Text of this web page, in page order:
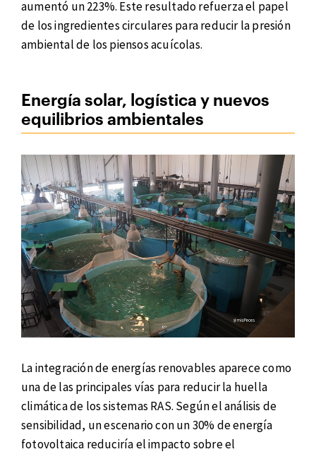
aumentó un 223%. Este resultado refuerza el papel
de los ingredientes circulares para reducir la presión
ambiental de los piensos acuícolas.
Energía solar, logística y nuevos
equilibrios ambientales
La integración de energías renovables aparece como
una de las principales vías para reducir la huella
climática de los sistemas RAS. Según el análisis de
sensibilidad, un escenario con un 30% de energía
fotovoltaica reduciría el impacto sobre el